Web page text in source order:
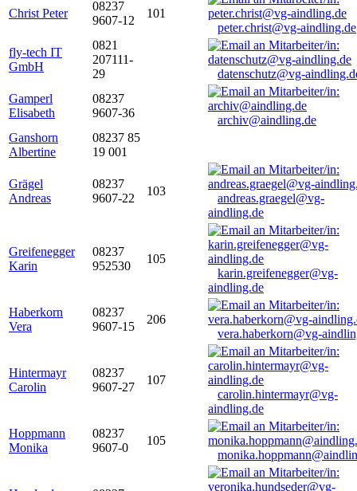
Christ Peter
08237
9607-12
101
peter.christ@vg-aindling.de
fly-tech IT
GmbH
0821
207111-
29
datenschutz@vg-
Gamperl
Elisabeth
08237
9607-36
archiv@aindling.de
Ganshorn
Albertine
08237 85
19 001
Grägel
Andreas
08237
9607-22
103
andreas.graegel@vg-
aindling.de
Greifenegger
Karin
08237
952530
105
karin.greifenegger@vg-
aindling.de
Haberkorn
Vera
08237
9607-15
206
vera.haberkorn@vg-
Hintermayr
Carolin
08237
9607-27
107
carolin.hintermayr@vg-
aindling.de
Hoppmann
Monika
08237
9607-0
105